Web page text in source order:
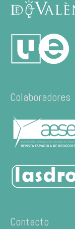
Colaboradores
Contacto